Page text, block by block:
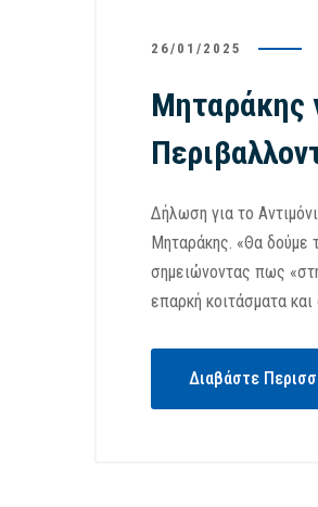
26/01/2025
Μηταράκης
Δήλωση για το
Μηταράκης. «Θα δούμε
σημειώνοντας πως
επαρκή κοιτάσματα
Διαβάστε